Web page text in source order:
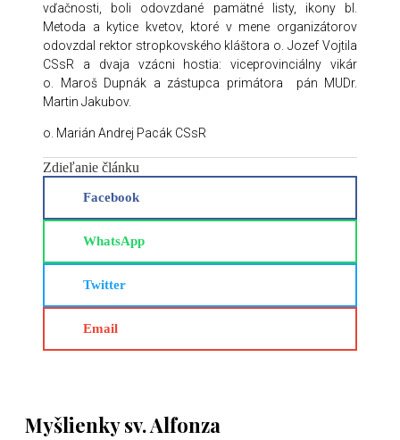
vďačnosti, boli odovzdané pamätné listy, ikony bl.
Metoda a kytice kvetov, ktoré v mene organizátorov
odovzdal rektor stropkovského kláštora o. Jozef Vojtila
CSsR a dvaja vzácni hostia: viceprovinciálny vikár
o. Maroš Dupnák a zástupca primátora pán MUDr.
Martin Jakubov.
o. Marián Andrej Pacák CSsR
Zdieľanie článku
Facebook
WhatsApp
Twitter
Email
Myšlienky sv. Alfonza